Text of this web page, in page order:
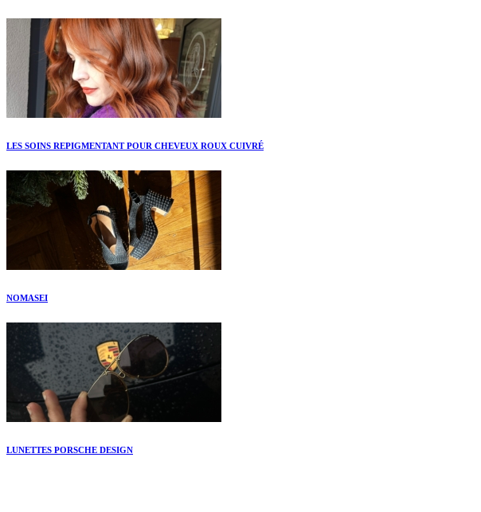
LES SOINS REPIGMENTANT POUR CHEVEUX ROUX CUIVRÉ
NOMASEI
LUNETTES PORSCHE DESIGN